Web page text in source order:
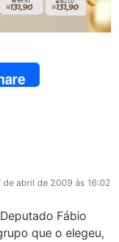
de abril de 2009 às 16:02
Fábio
que o elegeu,